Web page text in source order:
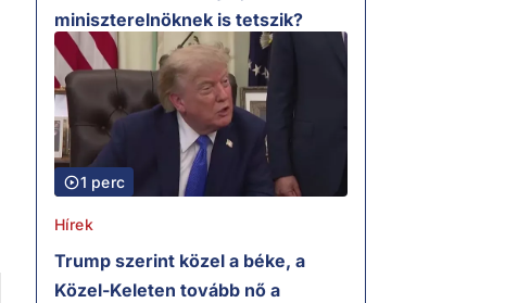
miniszterelnöknek is tetszik?
1 perc
Hírek
Trump szerint közel a béke, a
Közel-Keleten tovább nő a